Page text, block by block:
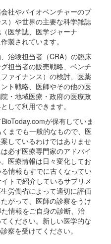
社やバイオベンチャーのプ
）や世界の主要な科学雑誌
医学誌、医学ジャーナ
製されています。
治験担当者（CRA）の臨床
担当者の販売戦略、ベンチ
ァイナンス）の検討、医薬
ト戦略、医師やその他の医
・地域医療・政府の医療政
して利用できます。
が保有していま
までも一般的なもので、医
しているわけではありませ
必ず医療専門家のアドバイ
医療情報は日々変化してお
情報もすでに古くなってい
トで紹介しているサプリメ
労働省によって適切に評価
がって、医師の診察をうけ
情報をご自身の診断、治
ください。新しい医学的な
察を受けてください。